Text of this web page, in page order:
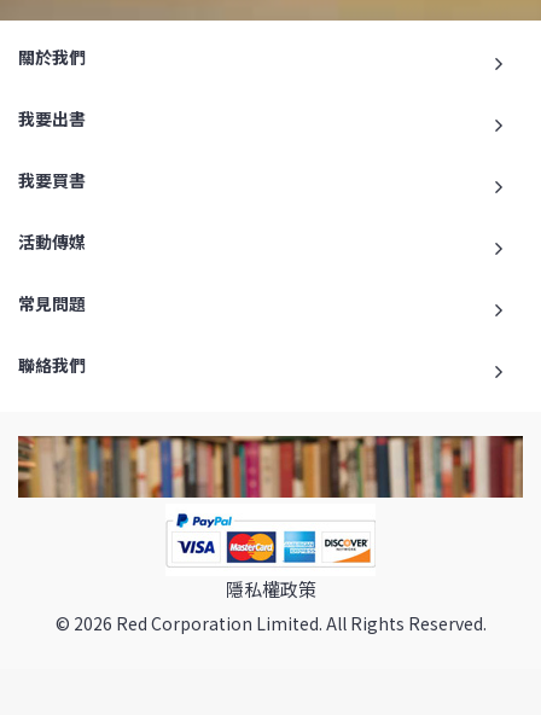
關於我們
我要出書
我要買書
活動傳媒
常見問題
聯絡我們
隱私權政策
© 2026 Red Corporation Limited. All Rights Reserved.